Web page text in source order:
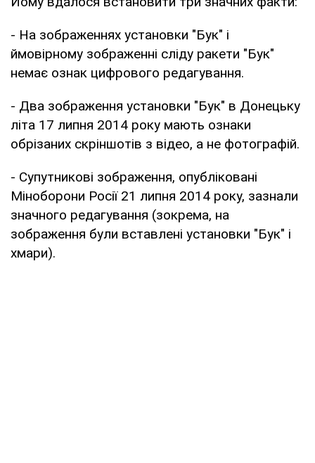
- На зображеннях установки "Бук" і
ймовірному зображенні сліду ракети "Бук"
немає ознак цифрового редагування.
- Два зображення установки "Бук" в Донецьку
літа 17 липня 2014 року мають ознаки
обрізаних скріншотів з відео, а не фотографій.
- Супутникові зображення, опубліковані
Міноборони Росії 21 липня 2014 року, зазнали
значного редагування (зокрема, на
зображення були вставлені установки "Бук" і
хмари).